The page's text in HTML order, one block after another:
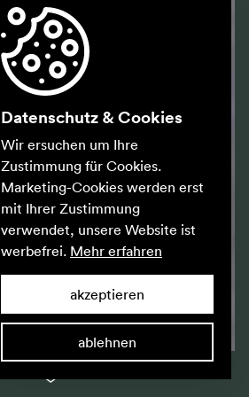
Datenschutz & Cookies
Wir ersuchen um Ihre
Zustimmung für Cookies.
Marketing-Cookies werden erst
mit Ihrer Zustimmung
verwendet, unsere Website ist
werbefrei. Mehr erfahren
akzeptieren
ablehnen